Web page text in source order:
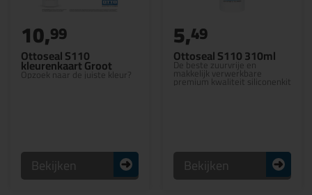
Ottoseal S110
kleurenkaart Groot
Opzoek naar de juiste kleur?
10,99
Bekijken
Ottoseal S110 310ml
De beste zuurvrije en
makkelijk verwerkbare
premium kwaliteit siliconenkit
5,49
Bekijken